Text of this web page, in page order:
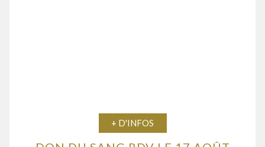
+ D'INFOS